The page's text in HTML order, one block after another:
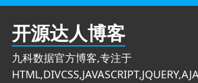
跳
开源达人博客
九科数据官方博客,专注于